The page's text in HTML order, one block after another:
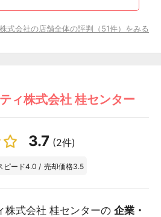
式会社の店舗全体の評判（51件）をみる
ィ株式会社 桂センター
3.7 (2件)
ピード4.0 / 売却価格3.5
株式会社 桂センターの 企業・